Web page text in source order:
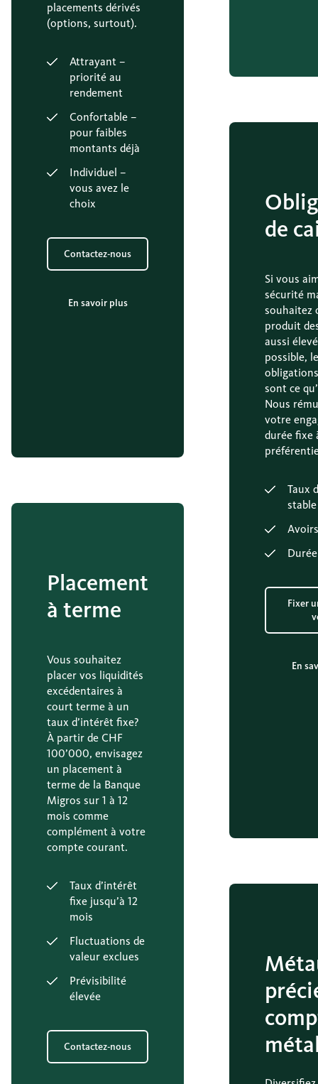
placements dérivés
(options, surtout).
Attrayant –
priorité au
rendement
Confortable –
pour faibles
montants déjà
Individuel –
vous avez le
choix
Contactez-nous
En savoir plus
de
Si vous
sécurité
souhaitez
produit
aussi
possible,
sont ce
Nous
votre
durée fixe
Taux
stable
Fixer
En
Placement
à terme
Vous souhaitez
placer vos liquidités
excédentaires à
court terme à un
taux d’intérêt fixe?
À partir de CHF
100’000, envisagez
un placement à
terme de la Banque
Migros sur 1 à 12
mois comme
complément à votre
compte courant.
Taux d’intérêt
fixe jusqu’à 12
mois
Fluctuations de
valeur exclues
Prévisibilité
élevée
Contactez-nous